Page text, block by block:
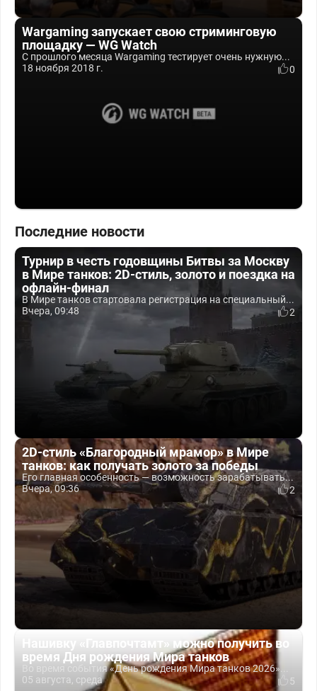
Wargaming запускает свою стриминговую
площадку — WG Watch
С прошлого месяца Wargaming тестирует очень нужную...
18 ноября 2018 г.
0
Последние новости
Турнир в честь годовщины Битвы за Москву
в Мире танков: 2D-стиль, золото и поездка на
офлайн-финал
В Мире танков стартовала регистрация на специальный...
Вчера, 09:48
2
2D-стиль «Благородный мрамор» в Мире
танков: как получать золото за победы
Его главная особенность — возможность зарабатывать...
Вчера, 09:36
2
Нашивку «Главпочтамт» можно получить во
время Дня рождения Мира танков
Во время события «День рождения Мира танков 2026»...
05 августа, среда
5